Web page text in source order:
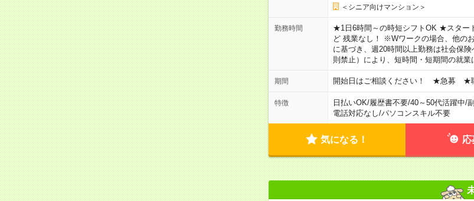
＜シニア向けマンション＞
勤務時間
★1日6時間～の時短シフトOK ★スター
ど 残業なし！ ※Wワークの場合、他の
に基づき、週20時間以上勤務は社会保
則禁止）により、短時間・短期間の就
期間 開始日はご相談ください！ ★急募 ★職
特徴 日払いOK/履歴書不要/40～50代活躍中/
電話対応なし/パソコンスキル不要
気になる！ 応